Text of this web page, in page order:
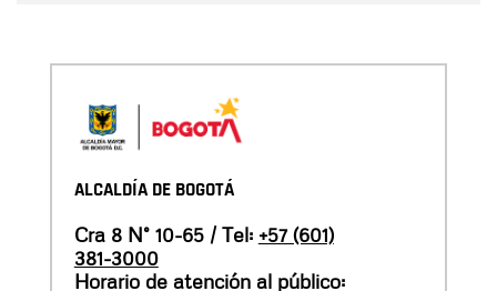
ALCALDÍA DE BOGOTÁ
Cra 8 N° 10-65 / Tel: +57 (601)
381-3000
Horario de atención al público: